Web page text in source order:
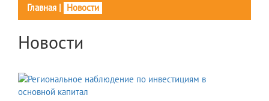
Главная | Новости
Новости